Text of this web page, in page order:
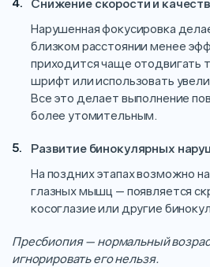
Снижение скорости и
Нарушенная фокусировка
близком расстоянии менее
приходится чаще отодвигать
шрифт или использовать
Все это делает выполнение
более утомительным.
Развитие бинокулярных
На поздних этапах возможно
глазных мышц — появляется
косоглазие или другие
Пресбиопия — нормальный
игнорировать его нельзя.